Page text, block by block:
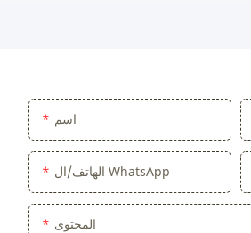
اسم
الهاتف/ال WhatsApp
المحتوى